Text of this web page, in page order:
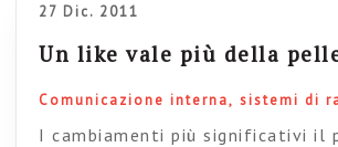
27 Dic. 2011
Un like vale più della
Comunicazione interna sistemi di
I cambiamenti più significativi il